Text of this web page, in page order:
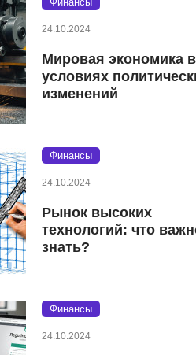
24.10.2024
Мировая экономика в
условиях
изменений
Финансы
24.10.2024
Рынок высоких
технологий: что
знать?
Финансы
24.10.2024